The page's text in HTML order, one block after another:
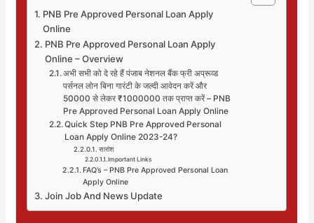
PNB Pre Approved Personal Loan Apply
Online
PNB Pre Approved Personal Loan Apply
Online – Overview
अभी सभी को दे रहे हैं पंजाब नेशनल बैंक फ्री अप्रूव्ड
पर्सनल लोन बिना गारंटी के जल्दी आवेदन करें और
50000 से लेकर ₹1000000 तक प्राप्त करें – PNB
Pre Approved Personal Loan Apply Online
Quick Step PNB Pre Approved Personal
Loan Apply Online 2023-24?
सारांश
Important Links
FAQ’s – PNB Pre Approved Personal Loan
Apply Online
Join Job And News Update